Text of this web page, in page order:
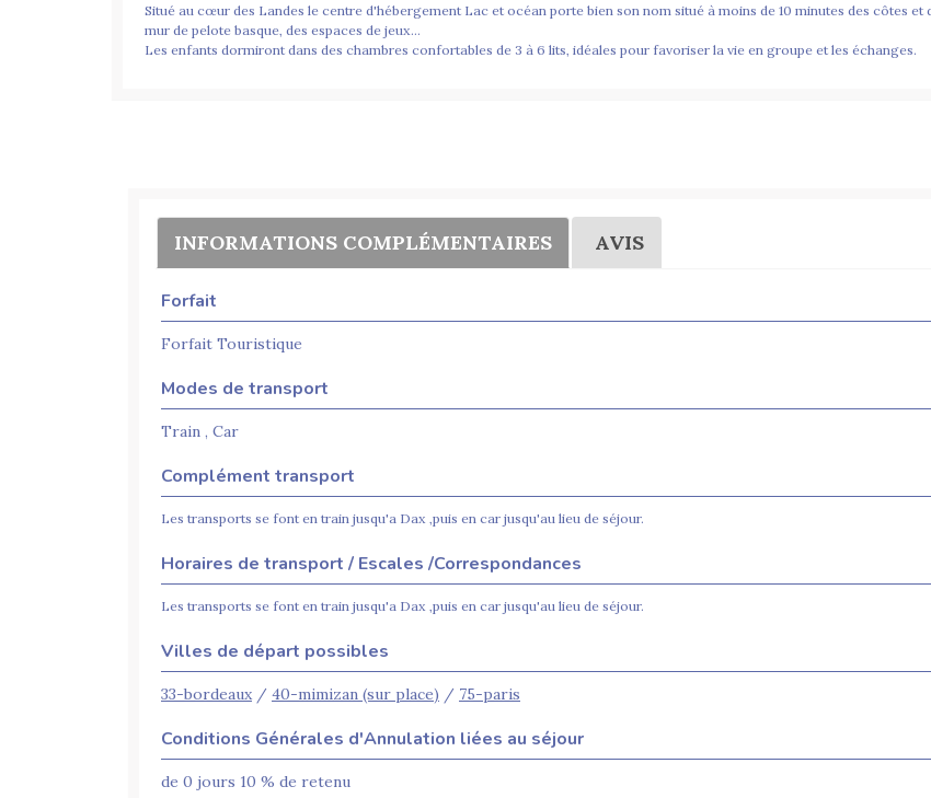
Situé au cœur des Landes le centre d'hébergement Lac et océan porte bien son nom situé à moins de 10 minutes des côtes
mur de pelote basque, des espaces de jeux…
Les enfants dormiront dans des chambres confortables de 3 à 6 lits, idéales pour favoriser la vie en groupe et les échanges.
INFORMATIONS COMPLÉMENTAIRES AVIS
Forfait
Forfait Touristique
Modes de transport
Train , Car
Complément transport
Les transports se font en train jusqu'a Dax ,puis en car jusqu'au lieu de séjour.
Horaires de transport / Escales /Correspondances
Les transports se font en train jusqu'a Dax ,puis en car jusqu'au lieu de séjour.
Villes de départ possibles
33-bordeaux / 40-mimizan (sur place) / 75-paris
Conditions Générales d'Annulation liées au séjour
de 0 jours 10 % de retenu